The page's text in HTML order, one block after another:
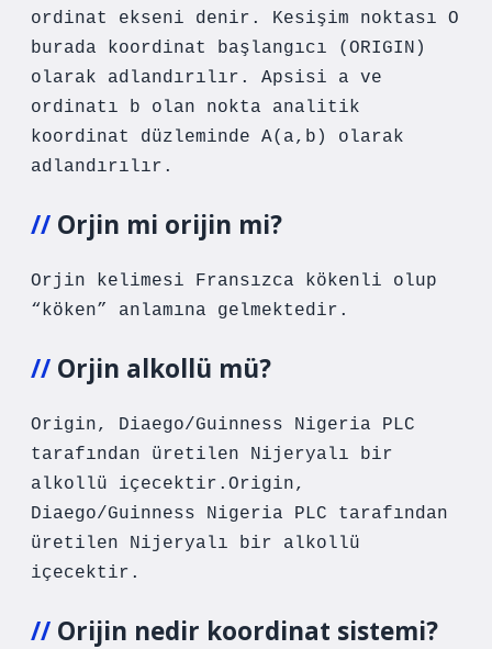
ordinat ekseni denir. Kesişim noktası O
burada koordinat başlangıcı (ORIGIN)
olarak adlandırılır. Apsisi a ve
ordinatı b olan nokta analitik
koordinat düzleminde A(a,b) olarak
adlandırılır.
Orjin mi orijin mi?
Orjin kelimesi Fransızca kökenli olup
“köken” anlamına gelmektedir.
Orjin alkollü mü?
Origin, Diaego/Guinness Nigeria PLC
tarafından üretilen Nijeryalı bir
alkollü içecektir.Origin,
Diaego/Guinness Nigeria PLC tarafından
üretilen Nijeryalı bir alkollü
içecektir.
Orijin nedir koordinat sistemi?